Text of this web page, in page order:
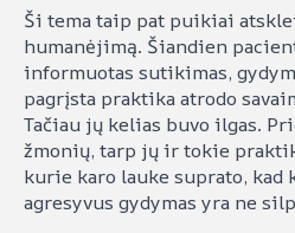
Ši tema taip pat puikiai
humanėjimą. Šiandien
informuotas sutikimas,
pagrįsta praktika atrodo
Tačiau jų kelias buvo ilgas.
žmonių, tarp jų ir tokie
kurie karo lauke suprato, kad
agresyvus gydymas yra ne